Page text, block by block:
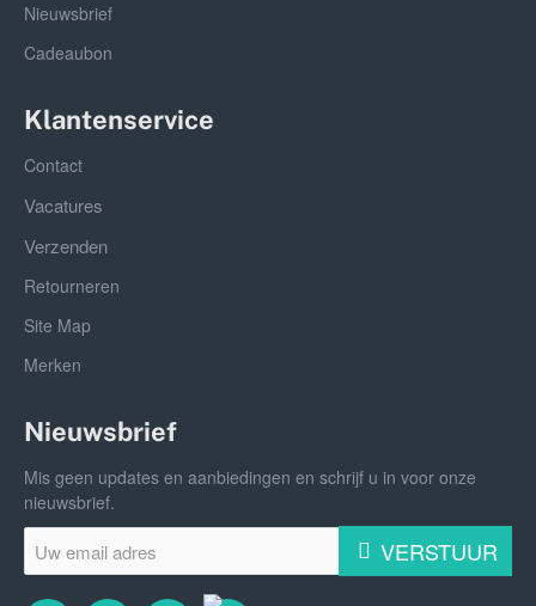
Nieuwsbrief
Cadeaubon
Klantenservice
Contact
Vacatures
Verzenden
Retourneren
Site Map
Merken
Nieuwsbrief
Mis geen updates en aanbiedingen en schrijf u in voor onze
nieuwsbrief.
Uw
email
adres
VERSTUUR